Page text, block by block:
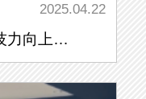
2025.04.22
力向上…